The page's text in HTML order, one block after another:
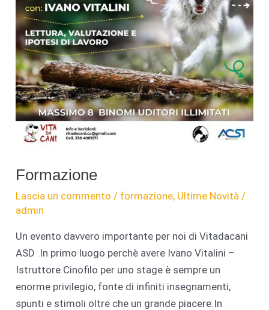
Formazione
Lascia un commento / formazione, Ultime Novità /
admin
Un evento davvero importante per noi di Vitadacani
ASD .In primo luogo perchè avere Ivano Vitalini –
Istruttore Cinofilo per uno stage è sempre un
enorme privilegio, fonte di infiniti insegnamenti,
spunti e stimoli oltre che un grande piacere.In